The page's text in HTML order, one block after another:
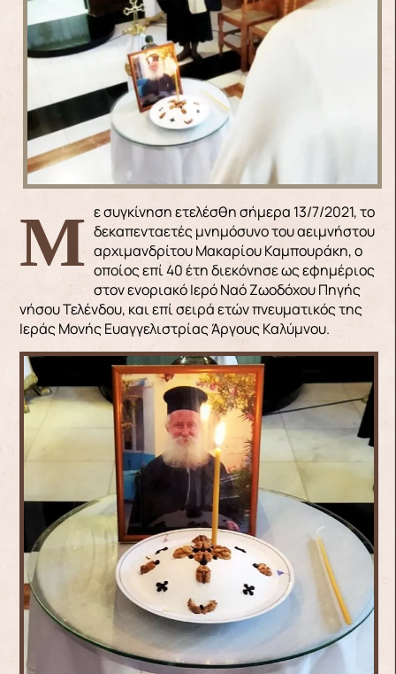
Με συγκίνηση ετελέσθη σήμερα 13/7/2021, το δεκαπενταετές μνημόσυνο του αειμνήστου
αρχιμανδρίτου Μακαρίου Καμπουράκη, ο
οποίος επί 40 έτη διεκόνησε ως εφημέριος
στον ενοριακό Ιερό Ναό Ζωοδόχου Πηγής
νήσου Τελένδου, και επί σειρά ετών πνευματικός της
Ιεράς Μονής Ευαγγελιστρίας Άργους Καλύμνου.